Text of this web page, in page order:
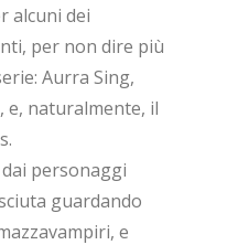
alcuni dei
per non dire più
Aurra Sing,
e, naturalmente, il
personaggi
guardando
e